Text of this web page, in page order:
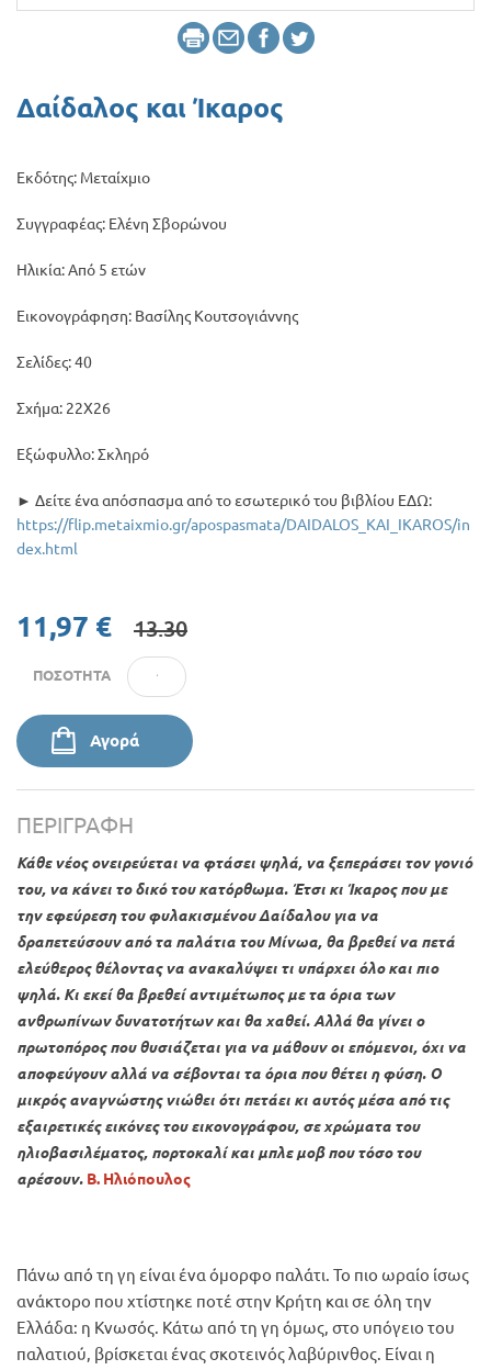
Δαίδαλος και Ίκαρος
Εκδότης: Μεταίχμιο
Συγγραφέας: Ελένη Σβορώνου
Ηλικία: Από 5 ετών
Εικονογράφηση: Βασίλης Κουτσογιάννης
Σελίδες: 40
Σχήμα: 22Χ26
Εξώφυλλο: Σκληρό
► Δείτε ένα απόσπασμα από το εσωτερικό του βιβλίου ΕΔΩ:
https://flip.metaixmio.gr/apospasmata/DAIDALOS_KAI_IKAROS/in
dex.html
11,97 € 13.30
ΠΟΣΌΤΗΤΑ
Αγορά
ΠΕΡΙΓΡΑΦΉ
Κάθε νέος ονειρεύεται να φτάσει ψηλά, να ξεπεράσει τον γονιό
του, να κάνει το δικό του κατόρθωμα. Έτσι κι Ίκαρος που με
την εφεύρεση του φυλακισμένου Δαίδαλου για να
δραπετεύσουν από τα παλάτια του Μίνωα, θα βρεθεί να πετά
ελεύθερος θέλοντας να ανακαλύψει τι υπάρχει όλο και πιο
ψηλά. Κι εκεί θα βρεθεί αντιμέτωπος με τα όρια των
ανθρωπίνων δυνατοτήτων και θα χαθεί. Αλλά θα γίνει ο
πρωτοπόρος που θυσιάζεται για να μάθουν οι επόμενοι, όχι να
αποφεύγουν αλλά να σέβονται τα όρια που θέτει η φύση. Ο
μικρός αναγνώστης νιώθει ότι πετάει κι αυτός μέσα από τις
εξαιρετικές εικόνες του εικονογράφου, σε χρώματα του
ηλιοβασιλέματος, πορτοκαλί και μπλε μοβ που τόσο του
αρέσουν. Β. Ηλιόπουλος
Πάνω από τη γη είναι ένα όμορφο παλάτι. Το πιο ωραίο ίσως
ανάκτορο που χτίστηκε ποτέ στην Κρήτη και σε όλη την
Ελλάδα: η Κνωσός. Κάτω από τη γη όμως, στο υπόγειο του
παλατιού, βρίσκεται ένας σκοτεινός λαβύρινθος. Είναι η